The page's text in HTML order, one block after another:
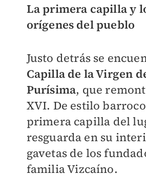
La primera capilla y
orígenes del pueblo
Justo detrás se
Capilla de la Virgen
Purísima, que
XVI. De estilo
primera capilla del
resguarda en su
gavetas de los
familia Vizcaíno.